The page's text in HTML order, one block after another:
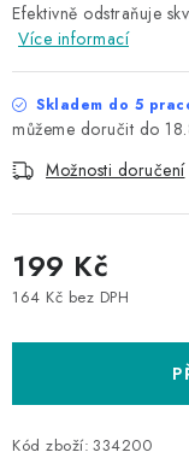
Věrnostní program
Efektivně odstraňuje
Více informací
Skladem do 5
Možnosti doručení
199 Kč
164 Kč bez DPH
Kód zboží: 334200